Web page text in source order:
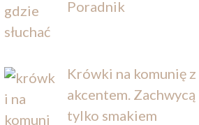
Poradnik
Krówki na komunię
akcentem.
tylko smakiem